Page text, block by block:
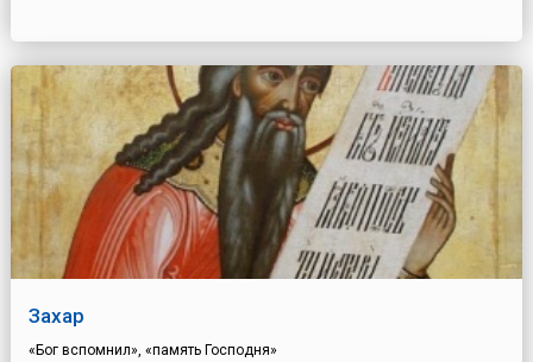
Захар
«Бог вспомнил», «память Господня»